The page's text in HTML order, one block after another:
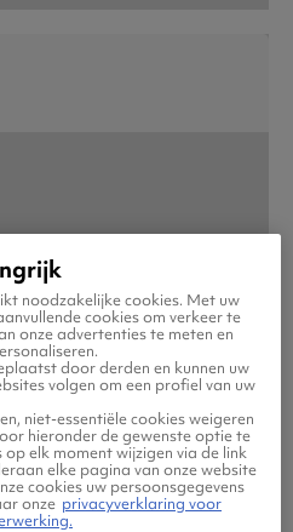
noodzakelijke cookies. Met uw
cookies om verkeer te
onze advertenties te meten en
door derden en kunnen uw
volgen om een profiel van uw
niet-essentiële cookies weigeren
hieronder de gewenste optie te
op elk moment wijzigen via de link
elke pagina van onze website
cookies uw persoonsgegevens
onze privacyverklaring voor